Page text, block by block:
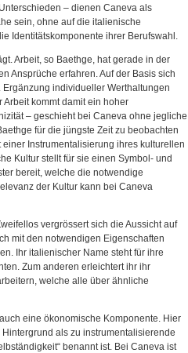
– dienen Caneva als
sein, ohne auf die italienische
Identitätskomponente ihrer Berufswahl.
Arbeit, so Baethge, hat gerade in der
Ansprüche erfahren. Auf der Basis sich
individueller Werthaltungen
kommt damit ein hoher
– geschieht bei Caneva ohne jegliche
für die jüngste Zeit zu beobachten
Instrumentalisierung ihres kulturellen
Kultur stellt für sie einen Symbol- und
bereit, welche die notwendige
der Kultur kann bei Caneva
vergrössert sich die Aussicht auf
mit den notwendigen Eigenschaften
Ihr italienischer Name steht für ihre
Zum anderen erleichtert ihr ihr
welche alle über ähnliche
eine ökonomische Komponente. Hier
als zu instrumentalisierende
benannt ist. Bei Caneva ist